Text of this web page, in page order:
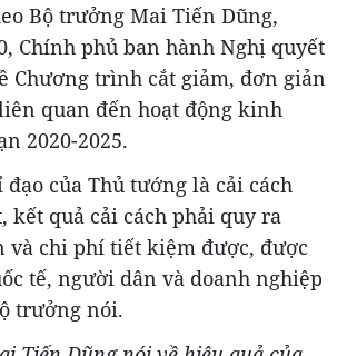
Bộ trưởng Mai Tiến Dũng,
Chính phủ ban hành Nghị quyết
Chương trình cắt giảm, đơn giản
quan đến hoạt động kinh
2020-2025.
của Thủ tướng là cải cách
kết quả cải cách phải quy ra
và chi phí tiết kiệm được, được
tế, người dân và doanh nghiệp
trưởng nói.